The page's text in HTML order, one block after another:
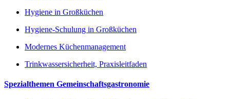
Hygiene in Großküchen
Hygiene-Schulung in Großküchen
Modernes Küchenmanagement
Trinkwassersicherheit, Praxisleitfaden
Spezialthemen Gemeinschaftsgastronomie